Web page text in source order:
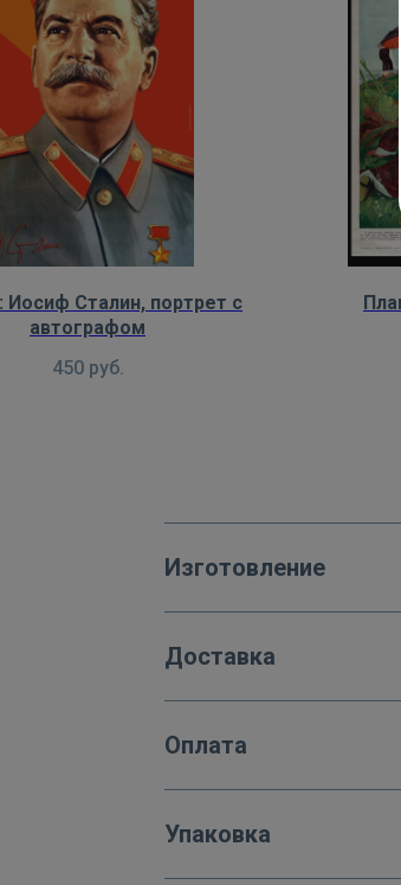
Иосиф Сталин, портрет с
автографом
450 руб.
Изготовление
Доставка
Оплата
Упаковка